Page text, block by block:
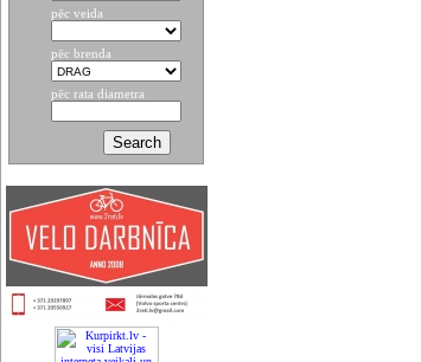
pēc veida
pēc brenda
pēc rata diametra